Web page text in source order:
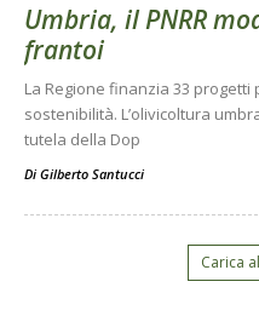
Umbria, il PNRR
frantoi
La Regione finanzia 33
sostenibilità. L’olivicoltura
tutela della Dop
Di Gilberto Santucci
Carica